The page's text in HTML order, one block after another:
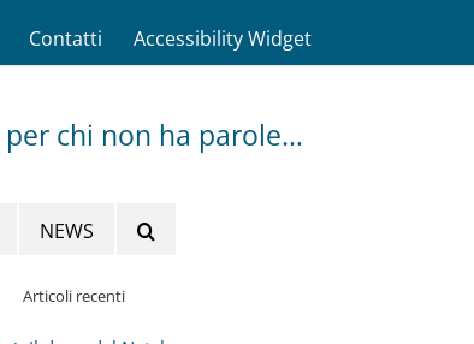
Contatti Accessibility Widget
per chi non ha parole…
NEWS
Articoli recenti